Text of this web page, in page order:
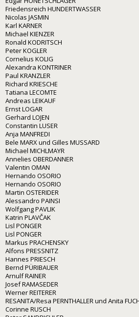
Friedensreich HUNDERTWASSER
Nicolas JASMIN
Karl KARNER
Michael KIENZER
Ronald KODRITSCH
Peter KOGLER
Cornelius KOLIG
Alexandra KONTRINER
Paul KRANZLER
Richard KRIESCHE
Tatiana LECOMTE
Andreas LEIKAUF
Ernst LOGAR
Gerhard LOJEN
Constantin LUSER
Anja MANFREDI
Bele MARX und Gilles MUSSARD
Michael MICHLMAYR
Annelies OBERDANNER
Valentin OMAN
Hernando OSORIO
Hernando OSORIO
Martin OSTERIDER
Alessandro PAINSI
Wolfgang PAVLIK
Katrin PLAVČAK
Lisl PONGER
Lisl PONGER
Markus PRACHENSKY
Alfons PRESSNITZ
Hannes PRIESCH
Bernd PÜRIBAUER
Arnulf RAINER
Josef RAMASEDER
Werner REITERER
RESANITA/Resa PERNTHALLER und Anita
Corinne RUSCH